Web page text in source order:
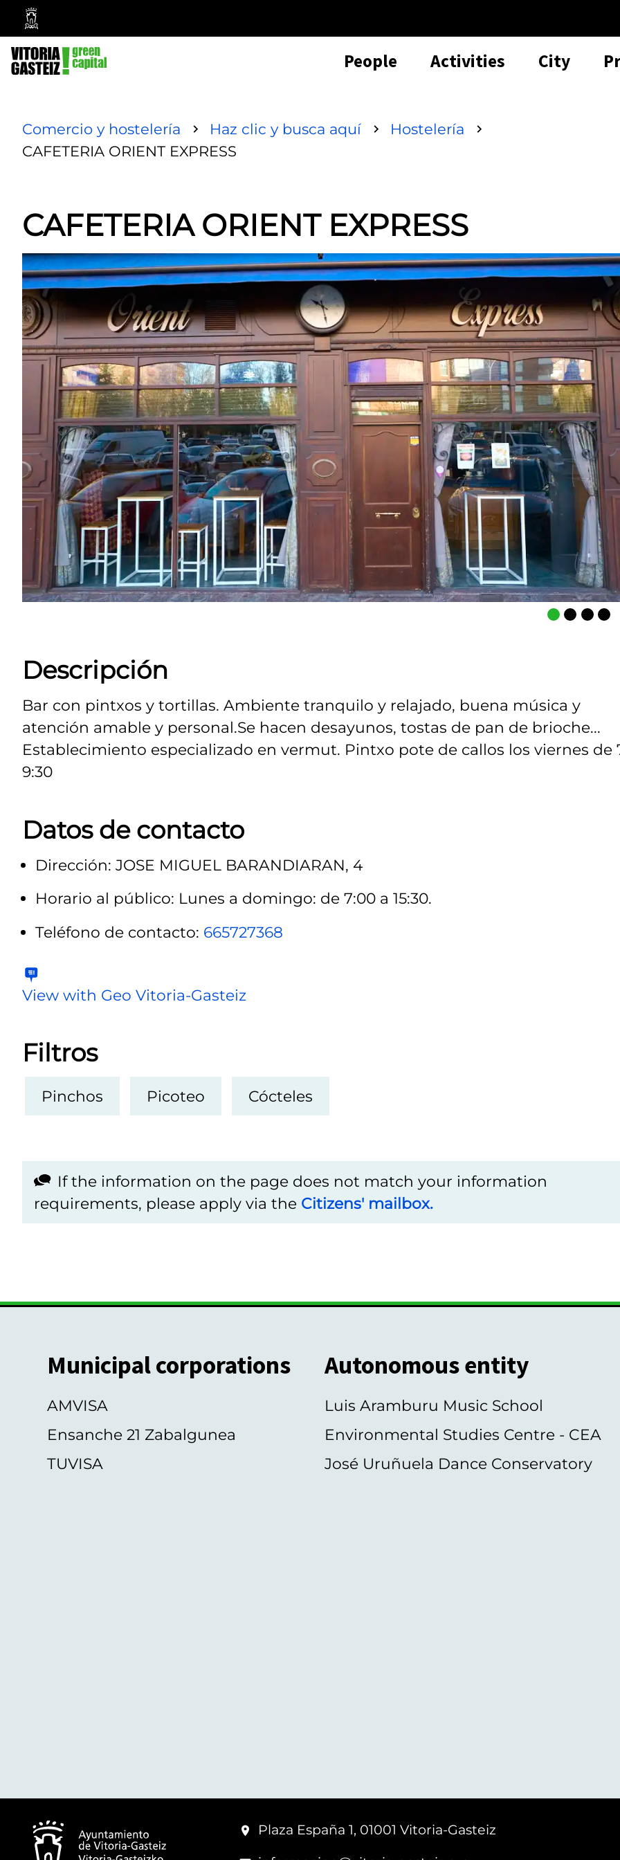
Vitoria-
Gasteiz
City
Council
People Activities City
Comercio y hostelería Haz clic y busca aquí
Hostelería
CAFETERIA ORIENT EXPRESS
CAFETERIA ORIENT EXPRESS
Descripción
Bar con pintxos y tortillas. Ambiente tranquilo y relajado, buena música y
atención amable y personal.Se hacen desayunos, tostas de pan de brioche...
Establecimiento especializado en vermut. Pintxo pote de callos los viernes de
9:30
Datos de contacto
Dirección: JOSE MIGUEL BARANDIARAN, 4
Horario al público: Lunes a domingo: de 7:00 a 15:30.
Teléfono de contacto: 665727368
View with Geo Vitoria-Gasteiz
Filtros
Pinchos Picoteo Cócteles
If the information on the page does not match your information
requirements, please apply via the Citizens' mailbox.
Municipal corporations
AMVISA
Ensanche 21 Zabalgunea
TUVISA
Autonomous entity
Luis Aramburu Music School
Environmental Studies Centre - CEA
José Uruñuela Dance Conservatory
Plaza España 1, 01001 Vitoria-Gasteiz